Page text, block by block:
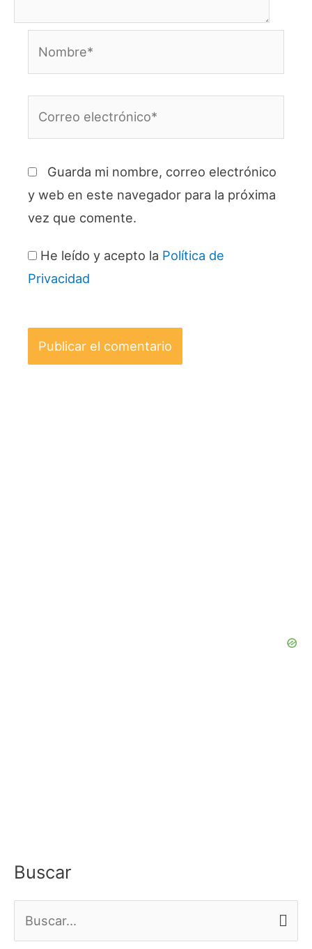
Guarda mi nombre, correo electrónico
y web en este navegador para la próxima
vez que comente.
He leído y acepto la Política de
Privacidad
Buscar
u